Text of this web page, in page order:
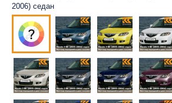
2006) седан